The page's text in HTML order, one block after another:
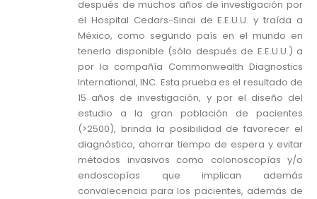
después de muchos años de investigación por
el Hospital Cedars-Sinai de E.E.U.U. y traída a
México, como segundo país en el mundo en
tenerla disponible (sólo después de E.E.U.U.) a
por la compañía Commonwealth Diagnostics
International, INC. Esta prueba es el resultado de
15 años de investigación, y por el diseño del
estudio a la gran población de pacientes
(>2500), brinda la posibilidad de favorecer el
diagnóstico, ahorrar tiempo de espera y evitar
métodos invasivos como colonoscopías y/o
endoscopías que implican además
convalecencia para los pacientes, además de